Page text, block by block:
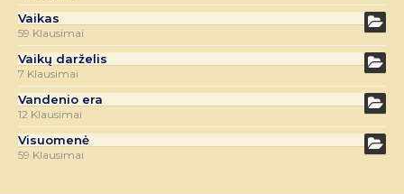
Vaikas
59 Klausimai
Vaikų darželis
7 Klausimai
Vandenio era
12 Klausimai
Visuomenė
59 Klausimai